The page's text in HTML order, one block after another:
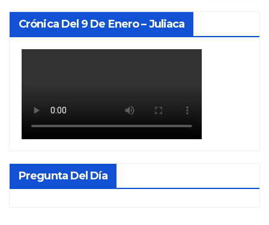
Crónica Del 9 De Enero – Juliaca
Pregunta Del Día